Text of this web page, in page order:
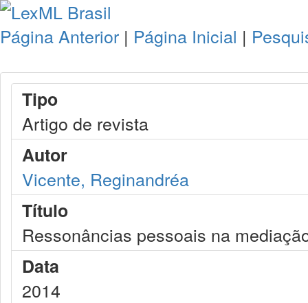
Página Anterior | Página Inicial |
Tipo
Artigo de revista
Autor
Vicente, Reginandréa
Título
Ressonâncias pessoais na
Data
2014